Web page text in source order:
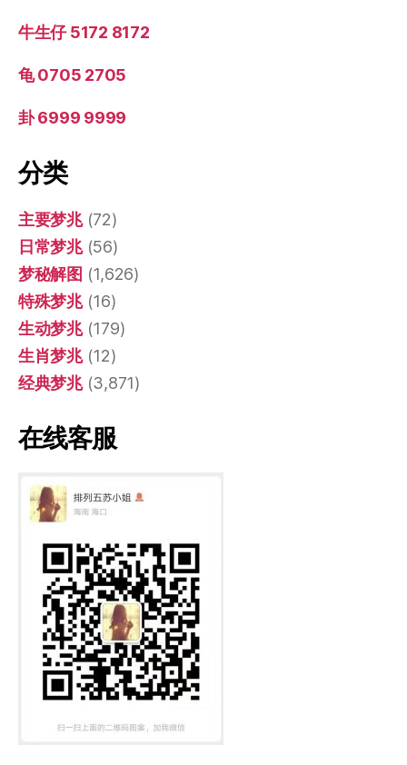
牛生仔 5172 8172
龟 0705 2705
卦 6999 9999
分类
主要梦兆(72)
日常梦兆(56)
梦秘解图 (1,626)
特殊梦兆(16)
生动梦兆(179)
生肖梦兆(12)
经典梦兆(3,871)
在线客服